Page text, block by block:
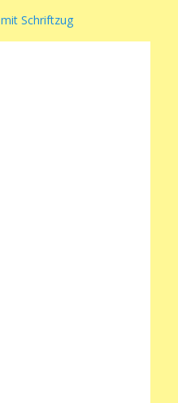
Soltauer Sportclub